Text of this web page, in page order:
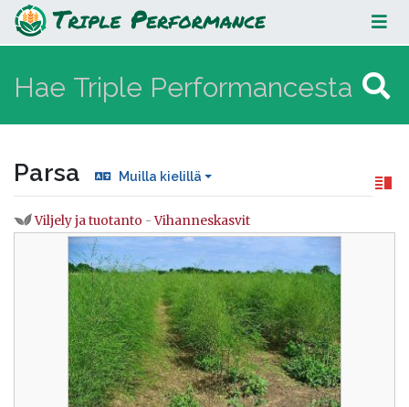
Parsa
Parsa Muilla kielillä
Loikkaa:valikkoon,hakuun
Viljely ja tuotanto -Vihanneskasvit